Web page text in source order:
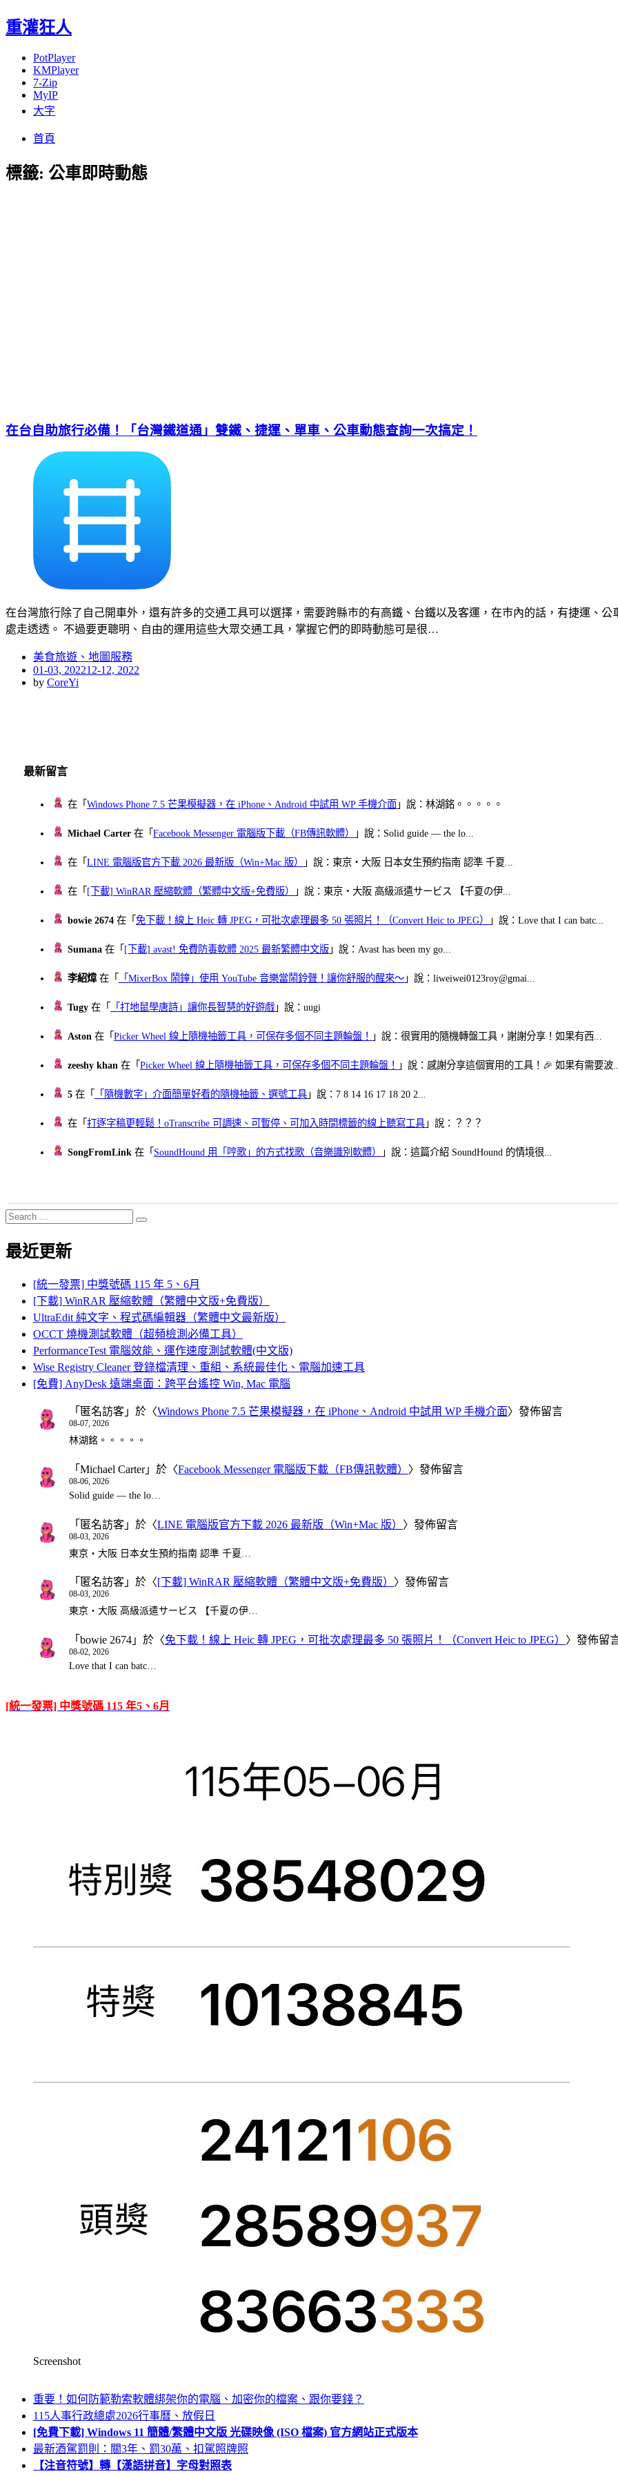
重灌狂人
PotPlayer
KMPlayer
7-Zip
MyIP
大字
首頁
標籤: 公車即時動態
在台自助旅行必備！「台灣鐵道通」雙鐵、捷運、單車、公車動態查詢一次搞定！
在台灣旅行除了自己開車外，還有許多的交通工具可以選擇，需要跨縣巿的有高鐵、台鐵以及客運，在巿內的話，有捷運、
處走透透。 不過要更聰明、自由的運用這些大眾交通工具，掌握它們的即時動態可是很…
美食旅遊、地圖服務
Posted
on
01-03, 202212-12, 2022
by CoreYi
最新留言
在「Windows Phone 7.5 芒果模擬器，在 iPhone、Android 中試用 WP 手機介面 」說：林湖銘。。。。。
Michael Carter 在「Facebook Messenger 電腦版下載（FB傳訊軟體） 」說：Solid guide — the lo...
在「LINE 電腦版官方下載 2026 最新版（Win+Mac 版） 」說：東京・大阪 日本女生預約指南 認準 千夏...
在「 [下載] WinRAR 壓縮軟體（繁體中文版+免費版） 」說：東京・大阪 高級派遣サービス 【千夏の伊...
bowie 2674 在「免下載！線上 Heic 轉 JPEG，可批次處理最多 50 張照片！（Convert Heic to JPEG） 」說：Love that I can batc...
Sumana 在「 [下載] avast! 免費防毒軟體 2025 最新繁體中文版 」說：Avast has been my go...
李紹煒在「 「MixerBox 鬧鐘」使用 YouTube 音樂當鬧鈴聲！讓你舒服的醒來～ 」說：liweiwei0123roy@gmai...
Tugy 在「 「打地鼠學唐詩」讓你長智慧的好遊戲 」說：uugi
Aston 在「Picker Wheel 線上隨機抽籤工具，可保存多個不同主題輪盤！ 」說：很實用的隨機轉盤工具，謝謝分享！如果有西...
zeeshy khan 在「Picker Wheel 線上隨機抽籤工具，可保存多個不同主題輪盤！ 」說：感謝分享這個實用的工具！🎉 如果有需要波
5 在「 「隨機數字」介面簡單好看的隨機抽籤、選號工具 」說：7 8 14 16 17 18 20 2...
在「打逐字稿更輕鬆！oTranscribe 可調速、可暫停、可加入時間標籤的線上聽寫工具 」說：？？？
SongFromLink 在「 SoundHound 用「哼歌」的方式找歌（音樂識別軟體） 」說：這篇介紹 SoundHound 的情境很...
Search
for:
Search
最近更新
[統一發票] 中獎號碼 115 年 5、6月
[下載] WinRAR 壓縮軟體（繁體中文版+免費版）
UltraEdit 純文字、程式碼編輯器（繁體中文最新版）
OCCT 燒機測試軟體（超頻檢測必備工具）
PerformanceTest 電腦效能、運作速度測試軟體(中文版)
Wise Registry Cleaner 登錄檔清理、重組、系統最佳化、電腦加速工具
[免費] AnyDesk 遠端桌面：跨平台遙控 Win, Mac 電腦
「 匿名訪客 」於〈Windows Phone 7.5 芒果模擬器，在 iPhone、Android 中試用 WP 手機介面〉發佈留言
08-07, 2026
林湖銘。。。。。
「 Michael Carter」於〈Facebook Messenger 電腦版下載（FB傳訊軟體） 〉發佈留言
08-06, 2026
Solid guide — the lo…
「 匿名訪客 」於〈LINE 電腦版官方下載 2026 最新版（Win+Mac 版） 〉發佈留言
08-03, 2026
東京・大阪 日本女生預約指南 認準 千夏…
「 匿名訪客 」於〈[下載] WinRAR 壓縮軟體（繁體中文版+免費版） 〉發佈留言
08-03, 2026
東京・大阪 高級派遣サービス 【千夏の伊…
「 bowie 2674 」於〈免下載！線上 Heic 轉 JPEG，可批次處理最多 50 張照片！（Convert Heic to JPEG） 〉發佈留
08-02, 2026
Love that I can batc…
[統一發票] 中獎號碼 115 年5、6月
Screenshot
重要！如何防範勒索軟體綁架你的電腦、加密你的檔案、跟你要錢？
115人事行政總處2026行事曆、放假日
[免費下載] Windows 11 簡體/繁體中文版 光碟映像 (ISO 檔案) 官方網站正式版本
最新酒駕罰則：關3年、罰30萬、扣駕照牌照
【注音符號】轉【漢語拼音】字母對照表